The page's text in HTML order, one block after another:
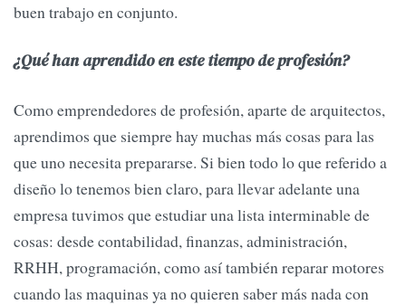
buen trabajo en conjunto.
¿Qué han aprendido en este tiempo de profesión?
Como emprendedores de profesión, aparte de arquitectos,
aprendimos que siempre hay muchas más cosas para las
que uno necesita prepararse. Si bien todo lo que referido a
diseño lo tenemos bien claro, para llevar adelante una
empresa tuvimos que estudiar una lista interminable de
cosas: desde contabilidad, finanzas, administración,
RRHH, programación, como así también reparar motores
cuando las maquinas ya no quieren saber más nada con